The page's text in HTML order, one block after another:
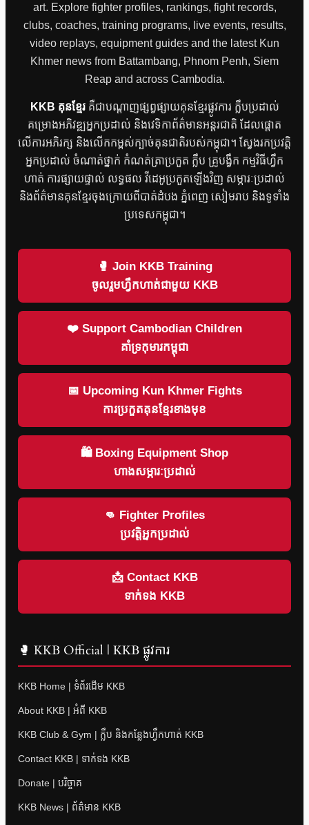
art. Explore fighter profiles, rankings, fight records,
clubs, coaches, training programs, live events, results,
video replays, equipment guides and the latest Kun
Khmer news from Battambang, Phnom Penh, Siem
Reap and across Cambodia.
KKB គុនខ្មែរគឺជាបណ្តាញផ្សព្វផ្សាយគុនខ្មែរផ្លូវការ ក្លឹបប្រដាល់
គម្រោងអភិវឌ្ឍអ្នកប្រដាល់ និងវេទិកាព័ត៌មានអន្តរជាតិ ដែលផ្តោត
លើការអភិរក្ស និងលើកកម្ពស់ក្បាច់គុនជាតិរបស់កម្ពុជា។ ស្វែងរកប្រវត្តិ
អ្នកប្រដាល់ ចំណាត់ថ្នាក់ កំណត់ត្រាប្រកួត ក្លឹប គ្រូបង្វឹក កម្មវិធីហ្វឹក
ហាត់ ការផ្សាយផ្ទាល់ លទ្ធផល វីដេអូប្រកួតឡើងវិញ សម្ភារៈប្រដាល់
និងព័ត៌មានគុនខ្មែរចុងក្រោយពីបាត់ដំបង ភ្នំពេញ សៀមរាប និងទូទាំង
ប្រទេសកម្ពុជា។
🥊 Join KKB Training
ចូលរួមហ្វឹកហាត់ជាមួយ KKB
❤️ Support Cambodian Children
គាំទ្រកុមារកម្ពុជា
📅 Upcoming Kun Khmer Fights
ការប្រកួតគុនខ្មែរខាងមុខ
🛍 Boxing Equipment Shop
ហាងសម្ភារៈប្រដាល់
👊 Fighter Profiles
ប្រវត្តិអ្នកប្រដាល់
📩 Contact KKB
ទាក់ទង KKB
🥊 KKB Official | KKB ផ្លូវការ
KKB Home | ទំព័រដើម KKB
About KKB | អំពី KKB
KKB Club & Gym | ក្លឹប និងកន្លែងហ្វឹកហាត់ KKB
Contact KKB | ទាក់ទង KKB
Donate | បរិច្ចាគ
KKB News | ព័ត៌មាន KKB